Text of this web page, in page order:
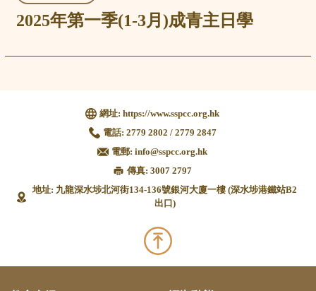
2025年第一季(1-3月)成青主日學
網址: https://www.sspcc.org.hk
電話: 2779 2802 / 2779 2847
電郵: info@sspcc.org.hk
傳真: 3007 2797
地址: 九龍深水埗北河街134-136號銀河大廈一樓 (深水埗港鐵站B2
出口)